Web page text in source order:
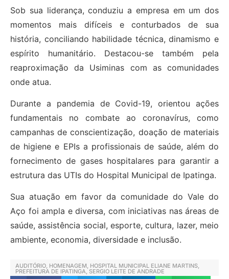
Sob sua liderança, conduziu a empresa em um dos
momentos mais difíceis e conturbados de sua
história, conciliando habilidade técnica, dinamismo e
espírito humanitário. Destacou-se também pela
reaproximação da Usiminas com as comunidades
onde atua.
Durante a pandemia de Covid-19, orientou ações
fundamentais no combate ao coronavírus, como
campanhas de conscientização, doação de materiais
de higiene e EPIs a profissionais de saúde, além do
fornecimento de gases hospitalares para garantir a
estrutura das UTIs do Hospital Municipal de Ipatinga.
Sua atuação em favor da comunidade do Vale do
Aço foi ampla e diversa, com iniciativas nas áreas de
saúde, assistência social, esporte, cultura, lazer, meio
ambiente, economia, diversidade e inclusão.
AUDITÓRIO, HOMENAGEM, HOSPITAL MUNICIPAL ELIANE MARTINS,
PREFEITURA DE IPATINGA, SERGIO LEITE DE ANDRADE